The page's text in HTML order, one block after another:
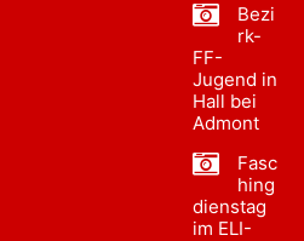
Bezi
rk-
FF-
Jugend in
Hall bei
Admont
Fasc
hing
dienstag
im ELI-